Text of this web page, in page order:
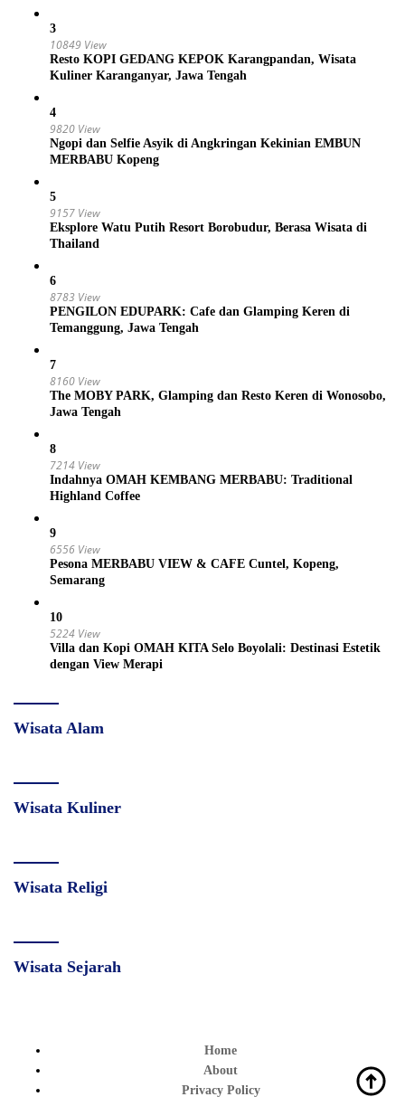
3
10849 View
Resto KOPI GEDANG KEPOK Karangpandan, Wisata
Kuliner Karanganyar, Jawa Tengah
4
9820 View
Ngopi dan Selfie Asyik di Angkringan Kekinian EMBUN
MERBABU Kopeng
5
9157 View
Eksplore Watu Putih Resort Borobudur, Berasa Wisata di
Thailand
6
8783 View
PENGILON EDUPARK: Cafe dan Glamping Keren di
Temanggung, Jawa Tengah
7
8160 View
The MOBY PARK, Glamping dan Resto Keren di Wonosobo,
Jawa Tengah
8
7214 View
Indahnya OMAH KEMBANG MERBABU: Traditional
Highland Coffee
9
6556 View
Pesona MERBABU VIEW & CAFE Cuntel, Kopeng,
Semarang
10
5224 View
Villa dan Kopi OMAH KITA Selo Boyolali: Destinasi Estetik
dengan View Merapi
Wisata Alam
Wisata Kuliner
Wisata Religi
Wisata Sejarah
Home
About
Privacy Policy